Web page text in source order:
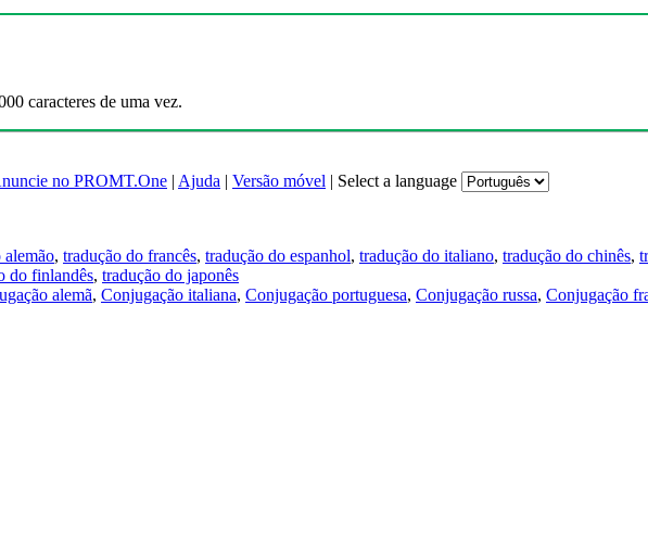
caracteres de uma vez.
no PROMT.One | Ajuda | Versão móvel | Select a language
alemão, tradução do francês, tradução do espanhol, tradução do italiano, tradução do chinês,
do finlandês, tradução do japonês
alemã, Conjugação italiana, Conjugação portuguesa, Conjugação russa, Conjugação